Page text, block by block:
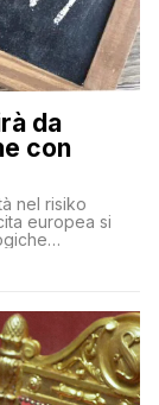
da
con
nel risiko
europea si
Orcel,